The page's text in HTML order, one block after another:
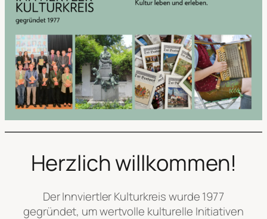
u
t
2
0
2
6
:
K
l
t
r
Herzlich willkommen!
Der Innviertler Kulturkreis wurde 1977
gegründet, um wertvolle kulturelle Initiativen